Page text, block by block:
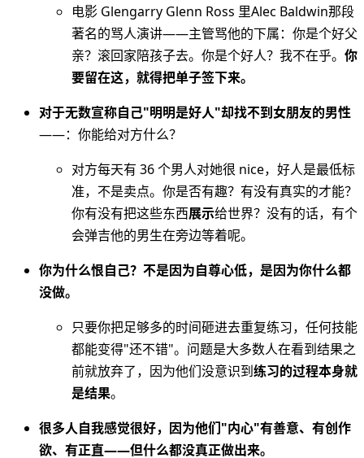
电影 Glengarry Glenn Ross 里Alec Baldwin那段
著名的骂人演讲——主管骂他的下属：你是个好父
亲？滚回家陪孩子去。你是个好人？我不在乎。 你
要留在这，就得把单子签下来。
对于无数宣称自己"明明是好人"却找不到女朋友的男性
——：你能给对方什么？
对方每天有 36 个男人对她很 nice，好人是最低标
准，不是卖点。你是否有趣？有没有真实的才能？
你有没有把这些东西展示给世界？没有的话，有个
会弹吉他的男生在旁边等着呢。
你为什么恨自己？不是因为自尊心低，是因为你什么都
没做。
只要你把足够多的时间砸进去重复练习，任何技能
都能变得"还不错"。问题是大多数人在看到结果之
前就放弃了，因为他们没意识到练习的过程本身就
是结果。
很多人自我感觉很好，因为他们"内心"有善意、有创作
欲、有正直——但什么都没真正做出来。